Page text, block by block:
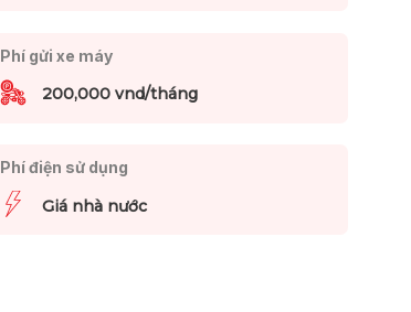
Phí gửi xe máy
200,000 vnd/tháng
Phí điện sử dụng
Giá nhà nước